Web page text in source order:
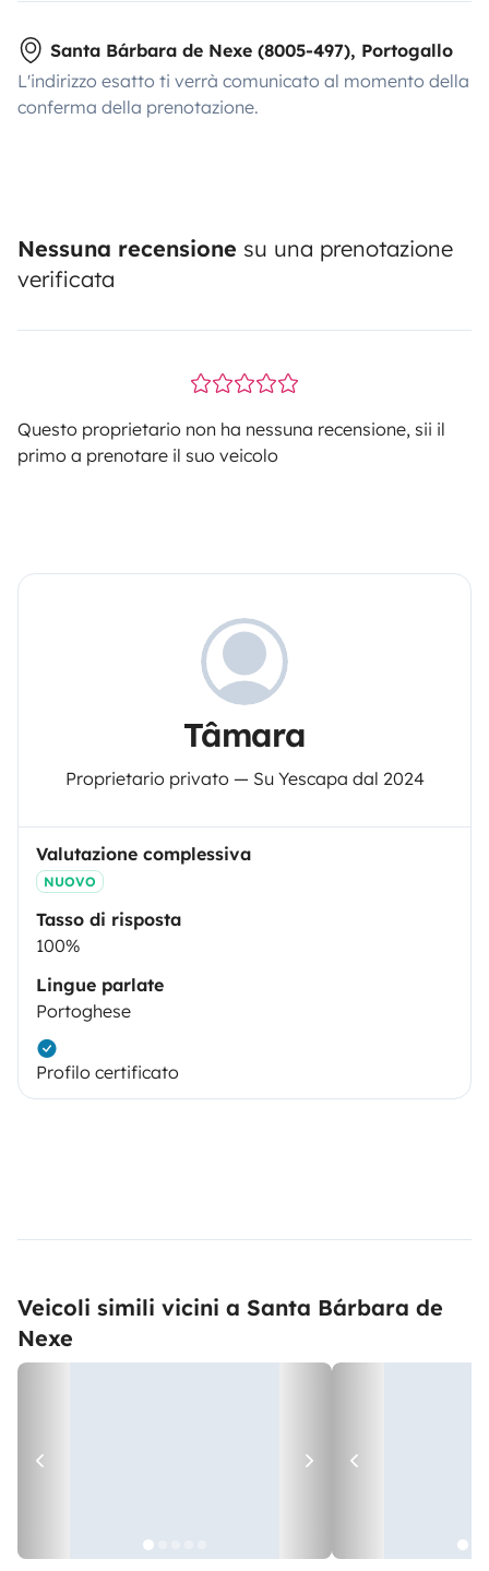
Santa Bárbara de Nexe (8005-497), Portogallo
L'indirizzo esatto ti verrà comunicato al momento della
conferma della prenotazione.
Nessuna recensione su una prenotazione
verificata
Questo proprietario non ha nessuna recensione, sii il
primo a prenotare il suo veicolo
Tâmara
Proprietario privato — Su Yescapa dal 2024
Valutazione complessiva
NUOVO
Tasso di risposta
100%
Lingue parlate
Portoghese
Profilo certificato
Veicoli simili vicini a Santa Bárbara de
Nexe